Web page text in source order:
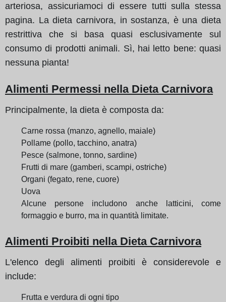
arteriosa, assicuriamoci di essere tutti sulla stessa
pagina. La dieta carnivora, in sostanza, è una dieta
restrittiva che si basa quasi esclusivamente sul
consumo di prodotti animali. Sì, hai letto bene: quasi
nessuna pianta!
Alimenti Permessi nella Dieta Carnivora
Principalmente, la dieta è composta da:
Carne rossa (manzo, agnello, maiale)
Pollame (pollo, tacchino, anatra)
Pesce (salmone, tonno, sardine)
Frutti di mare (gamberi, scampi, ostriche)
Organi (fegato, rene, cuore)
Uova
Alcune persone includono anche latticini, come
formaggio e burro, ma in quantità limitate.
Alimenti Proibiti nella Dieta Carnivora
L'elenco degli alimenti proibiti è considerevole e
include:
Frutta e verdura di ogni tipo